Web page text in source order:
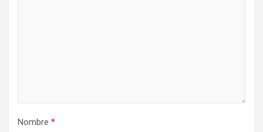
Nombre *